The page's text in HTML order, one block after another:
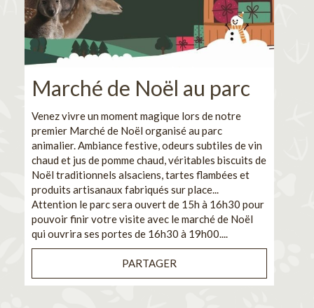
Marché de Noël au parc
Venez vivre un moment magique lors de notre
premier Marché de Noël organisé au parc
animalier. Ambiance festive, odeurs subtiles de vin
chaud et jus de pomme chaud, véritables biscuits de
Noël traditionnels alsaciens, tartes flambées et
produits artisanaux fabriqués sur place...
Attention le parc sera ouvert de 15h à 16h30 pour
pouvoir finir votre visite avec le marché de Noël
qui ouvrira ses portes de 16h30 à 19h00....
PARTAGER